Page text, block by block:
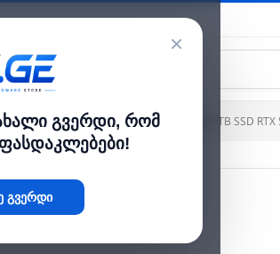
×
გვერდი, რომ
გვერდი
კატალოგი
LOQ 15.6" FHD 144Hz Ryzen 7 250 32GB 1TB SSD